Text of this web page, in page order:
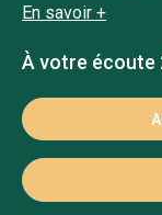
En savoir +
À votre écoute